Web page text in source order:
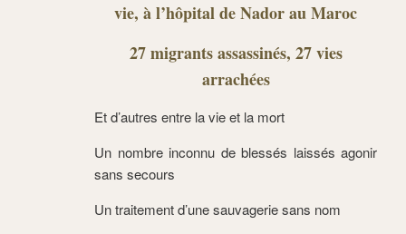
vie, à l’hôpital de Nador au Maroc
27 migrants assassinés, 27 vies
arrachées
Et d’autres entre la vie et la mort
Un nombre inconnu de blessés laissés agonir
sans secours
Un traitement d’une sauvagerie sans nom